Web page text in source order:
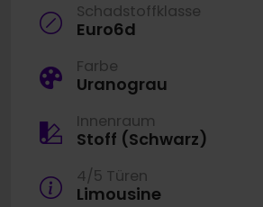
Schadstoffklasse
Euro6d
Farbe
Uranograu
Innenraum
Stoff (Schwarz)
4/5 Türen
Limousine